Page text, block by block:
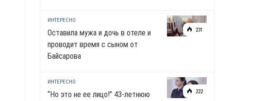
231
ИНТЕРЕСНО
Оставила мужа и дочь в отеле и
проводит время с сыном от
Байсарова
222
ИНТЕРЕСНО
“Но это не ее лицо!” 43-летнюю